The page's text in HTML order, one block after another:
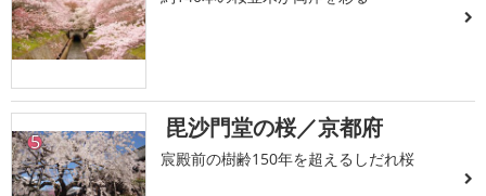
5 毘沙門堂の桜／京都府
宸殿前の樹齢150年を超えるしだれ桜